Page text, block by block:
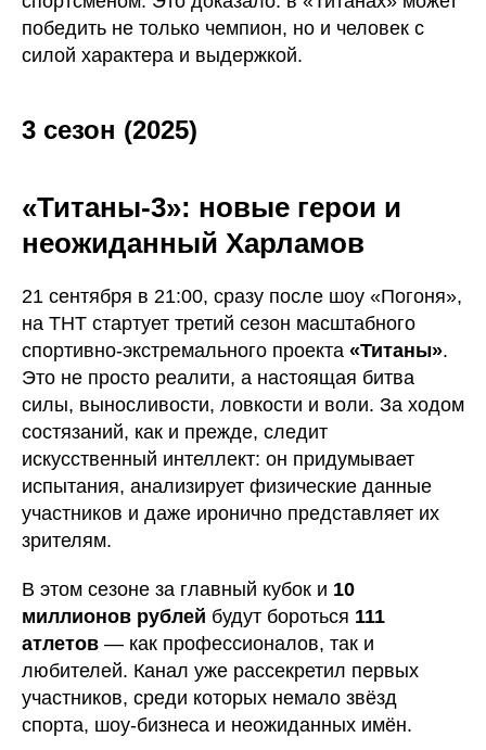
победить не только чемпион, но и человек с
силой характера и выдержкой.
3 сезон (2025)
«Титаны-3»: новые герои и
неожиданный Харламов
21 сентября в 21:00, сразу после шоу «Погоня»,
на ТНТ стартует третий сезон масштабного
спортивно-экстремального проекта «Титаны».
Это не просто реалити, а настоящая битва
силы, выносливости, ловкости и воли. За ходом
состязаний, как и прежде, следит
искусственный интеллект: он придумывает
испытания, анализирует физические данные
участников и даже иронично представляет их
зрителям.
В этом сезоне за главный кубок и 10
миллионов рублей будут бороться 111
атлетов — как профессионалов, так и
любителей. Канал уже рассекретил первых
участников, среди которых немало звёзд
спорта, шоу-бизнеса и неожиданных имён.